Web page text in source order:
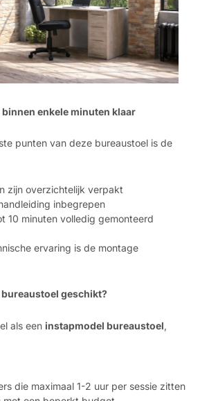
enkele minuten klaar
punten van deze bureaustoel is de
zijn overzichtelijk verpakt
inbegrepen
10 minuten volledig gemonteerd
ervaring is de montage
geschikt?
als een instapmodel bureaustoel,
die maximaal 1-2 uur per sessie zitten